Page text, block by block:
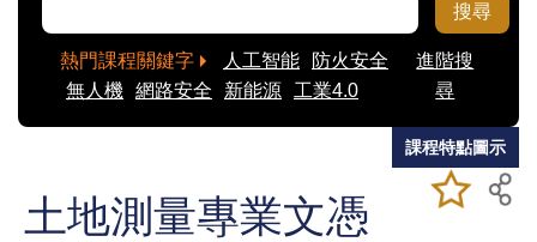
搜尋
熱門課程關鍵字 人工智能
防火安全
無人機 網路安全 新能源 工業4.0
進階搜
尋
加入/移除
我喜愛的
儲存課程
土地測量專業文憑
課程特點圖示